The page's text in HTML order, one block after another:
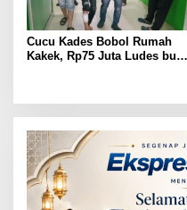
Cucu Kades Bobol Rumah
Kakek, Rp75 Juta Ludes buat